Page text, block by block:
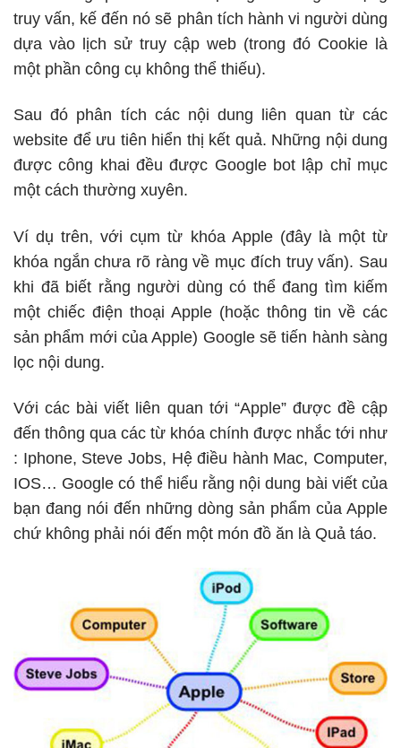
truy vấn, kế đến nó sẽ phân tích hành vi người dùng
dựa vào lịch sử truy cập web (trong đó Cookie là
một phần công cụ không thể thiếu).
Sau đó phân tích các nội dung liên quan từ các
website để ưu tiên hiển thị kết quả. Những nội dung
được công khai đều được Google bot lập chỉ mục
một cách thường xuyên.
Ví dụ trên, với cụm từ khóa Apple (đây là một từ
khóa ngắn chưa rõ ràng về mục đích truy vấn). Sau
khi đã biết rằng người dùng có thể đang tìm kiếm
một chiếc điện thoại Apple (hoặc thông tin về các
sản phẩm mới của Apple) Google sẽ tiến hành sàng
lọc nội dung.
Với các bài viết liên quan tới “Apple” được đề cập
đến thông qua các từ khóa chính được nhắc tới như
: Iphone, Steve Jobs, Hệ điều hành Mac, Computer,
IOS… Google có thể hiểu rằng nội dung bài viết của
bạn đang nói đến những dòng sản phẩm của Apple
chứ không phải nói đến một món đồ ăn là Quả táo.